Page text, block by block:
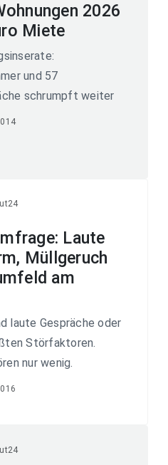
2026
Miete
und 57
schrumpft weiter
Laute
Müllgeruch
am
laute Gespräche oder
Störfaktoren.
nur wenig.